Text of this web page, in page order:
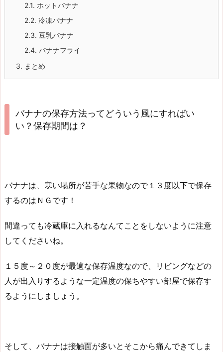
2.1. ホットバナナ
2.2. 冷凍バナナ
2.3. 豆乳バナナ
2.4. バナナフライ
3. まとめ
バナナの保存方法ってどういう風にすればい
い？保存期間は？
バナナは、寒い場所が苦手な果物なので１３度以下で保存
するのはＮＧです！
間違っても冷蔵庫に入れるなんてことをしないように注意
してくださいね。
１５度～２０度が最適な保存温度なので、リビングなどの
人が出入りするような一定温度の保ちやすい部屋で保存す
るようにしましょう。
そして、バナナは接触面が多いとそこから痛んできてしま